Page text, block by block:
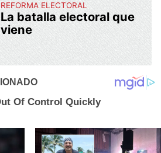
REFORMA ELECTORAL
La batalla electoral que
viene